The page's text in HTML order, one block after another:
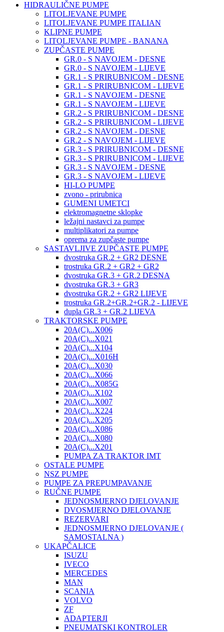
HIDRAULIČNE PUMPE
LITOLJEVANE PUMPE
LITOLJEVANE PUMPE ITALIAN
KLIPNE PUMPE
LITOLJEVANE PUMPE - BANANA
ZUPČASTE PUMPE
GR.0 - S NAVOJEM - DESNE
GR.0 - S NAVOJEM - LIJEVE
GR.1 - S PRIRUBNICOM - DESNE
GR.1 - S PRIRUBNICOM - LIJEVE
GR.1 - S NAVOJEM - DESNE
GR.1 - S NAVOJEM - LIJEVE
GR.2 - S PRIRUBNICOM - DESNE
GR.2 - S PRIRUBNICOM - LIJEVE
GR.2 - S NAVOJEM - DESNE
GR.2 - S NAVOJEM - LIJEVE
GR.3 - S PRIRUBNICOM - DESNE
GR.3 - S PRIRUBNICOM - LIJEVE
GR.3 - S NAVOJEM - DESNE
GR.3 - S NAVOJEM - LIJEVE
HI-LO PUMPE
zvono - prirubnica
GUMENI UMETCI
elektromagnetne sklopke
ležajni nastavci za pumpe
multiplikatori za pumpe
oprema za zupčaste pumpe
SASTAVLJIVE ZUPČASTE PUMPE
dvostruka GR.2 + GR2 DESNE
trostruka GR.2 + GR2 + GR2
dvostruka GR.3 + GR.2 DESNA
dvostruka GR.3 + GR3
dvostruka GR.2 + GR2 LIJEVE
trostruka GR.2+GR.2+GR.2 - LIJEVE
dupla GR.3 + GR.2 LIJEVA
TRAKTORSKE PUMPE
20A(C)...X006
20A(C)...X021
20A(C)...X104
20A(C)...X016H
20A(C)...X030
20A(C)...X066
20A(C)...X085G
20A(C)...X102
20A(C)...X007
20A(C)...X224
20A(C)...X205
20A(C)...X086
20A(C)...X080
20A(C)...X201
PUMPA ZA TRAKTOR IMT
OSTALE PUMPE
NSZ PUMPE
PUMPE ZA PREPUMPAVANJE
RUČNE PUMPE
JEDNOSMJERNO DJELOVANJE
DVOSMJERNO DJELOVANJE
REZERVARI
JEDNOSMJERNO DJELOVANJE (
SAMOSTALNA )
UKAPČALICE
ISUZU
IVECO
MERCEDES
MAN
SCANIA
VOLVO
ZF
ADAPTERJI
PNEUMATSKI KONTROLER